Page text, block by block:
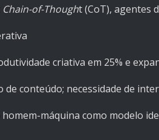
Chain-of-Thought (CoT), agentes
criativa em 25% e
de conteúdo; necessidade de
máquina como modelo